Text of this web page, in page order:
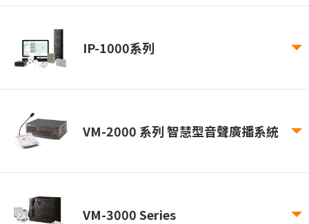
IP-1000系列
VM-2000 系列 智慧型音聲廣播系統
VM-3000 Series